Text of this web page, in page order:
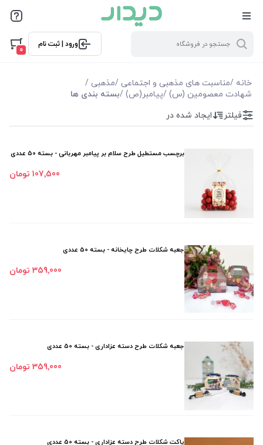
ورود | ثبت نام
0
خانه /مناسبت های مذهبی و اجتماعی /مذهبی /
شهادت معصومین (س) /پیامبر(ص) /بسته بندی ها
فیلتر بر اساس قیمت
فیلترها
نمایش همه محصولات
فیلتر ایجاد شده در
برچسب مستطیل طرح سلام بر پیامبر مهربانی - بسته 50 عددی
107٬500 تومان
جعبه شکلات طرح چایخانه - بسته 50 عددی
359٬000 تومان
جعبه شکلات طرح دسته عزاداری - بسته 50 عددی
359٬000 تومان
پاکت شکلات طرح دسته عزاداری - بسته 50 عددی